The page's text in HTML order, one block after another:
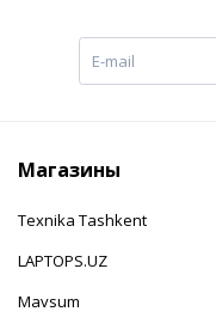
Магазины
Texnika Tashkent
LAPTOPS.UZ
Mavsum